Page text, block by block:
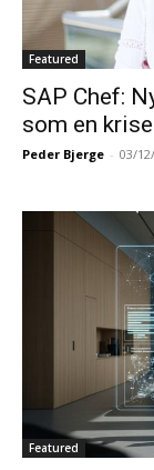
Featured
SAP Chef:
som en krise
Peder Bjerge - 03/
Featured